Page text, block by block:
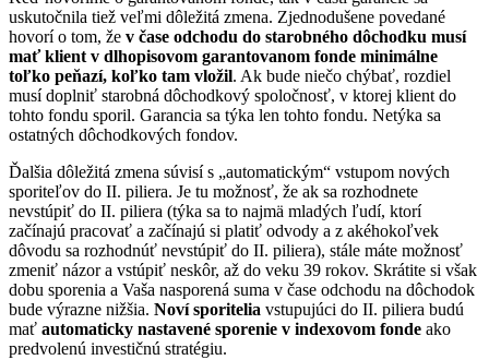
uskutočnila tiež veľmi dôležitá zmena. Zjednodušene povedané
hovorí o tom, že v čase odchodu do starobného dôchodku musí
mať klient v dlhopisovom garantovanom fonde minimálne
toľko peňazí, koľko tam vložil. Ak bude niečo chýbať, rozdiel
musí doplniť starobná dôchodkový spoločnosť, v ktorej klient do
tohto fondu sporil. Garancia sa týka len tohto fondu. Netýka sa
ostatných dôchodkových fondov.
Ďalšia dôležitá zmena súvisí s „automatickým“ vstupom nových
sporiteľov do II. piliera. Je tu možnosť, že ak sa rozhodnete
nevstúpiť do II. piliera (týka sa to najmä mladých ľudí, ktorí
začínajú pracovať a začínajú si platiť odvody a z akéhokoľvek
dôvodu sa rozhodnúť nevstúpiť do II. piliera), stále máte možnosť
zmeniť názor a vstúpiť neskôr, až do veku 39 rokov. Skrátite si však
dobu sporenia a Vaša nasporená suma v čase odchodu na dôchodok
bude výrazne nižšia. Noví sporitelia vstupujúci do II. piliera budú
mať automaticky nastavené sporenie v indexovom fonde ako
predvolenú investičnú stratégiu.